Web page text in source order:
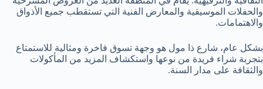
والحفلات الموسيقية والمعارض الفنية التي تستقطب جميع الأذواق
والاهتمامات.
بشكل عام، شارع ذا مول هو وجهة تسوق فاخرة ومثالية للاستمتاع
بتجربة شراء فريدة من نوعها واستكشاف المزيد من المأكولات
والثقافة على مدار السنة.